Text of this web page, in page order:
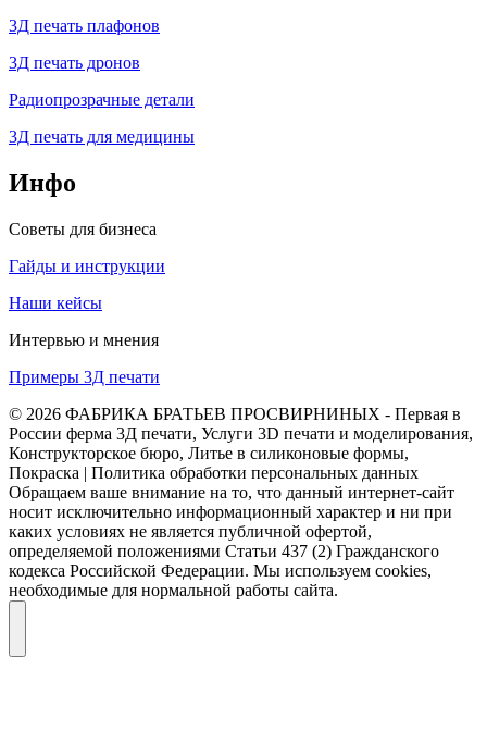
3Д печать плафонов
3Д печать дронов
Радиопрозрачные детали
3Д печать для медицины
Инфо
Советы для бизнеса
Гайды и инструкции
Наши кейсы
Интервью и мнения
Примеры 3Д печати
© 2026 ФАБРИКА БРАТЬЕВ ПРОСВИРНИНЫХ - Первая в
России ферма 3Д печати, Услуги 3D печати и моделирования,
Конструкторское бюро, Литье в силиконовые формы,
Покраска | Политика обработки персональных данных
Обращаем ваше внимание на то, что данный интернет-сайт
носит исключительно информационный характер и ни при
каких условиях не является публичной офертой,
определяемой положениями Статьи 437 (2) Гражданского
кодекса Российской Федерации. Мы используем cookies,
необходимые для нормальной работы сайта.